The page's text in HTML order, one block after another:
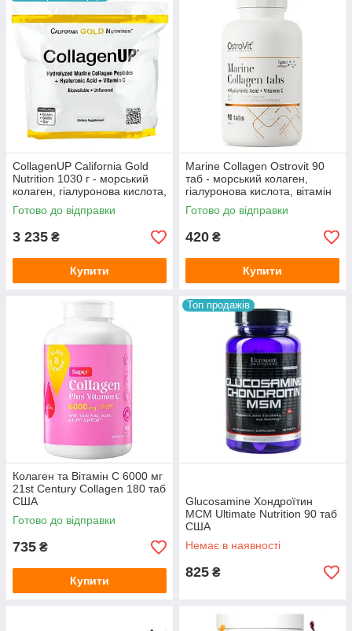
CollagenUP California Gold
Nutrition 1030 г - морський
колаген, гіалуронова кислота,
вітамін С
Готово до відправки
3 235 ₴
Купити
Marine Collagen Ostrovit 90
таб - морський колаген,
гіалуронова кислота, вітамін
С
Готово до відправки
420 ₴
Купити
Колаген та Вітамін С 6000 мг
21st Century Collagen 180 таб
США
Готово до відправки
735 ₴
Купити
Топ продажів
Glucosamine Хондроїтин
МСМ Ultimate Nutrition 90 таб
США
Немає в наявності
825 ₴